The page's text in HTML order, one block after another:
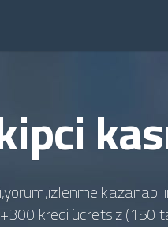
kredi ücretsiz (150